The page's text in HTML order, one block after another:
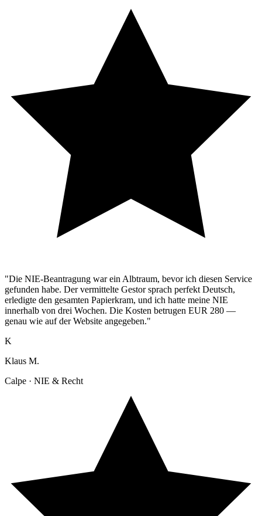
"Die NIE-Beantragung war ein Albtraum, bevor ich diesen Service
gefunden habe. Der vermittelte Gestor sprach perfekt Deutsch,
erledigte den gesamten Papierkram, und ich hatte meine NIE
innerhalb von drei Wochen. Die Kosten betrugen EUR 280 —
genau wie auf der Website angegeben."
K
Klaus M.
Calpe · NIE & Recht